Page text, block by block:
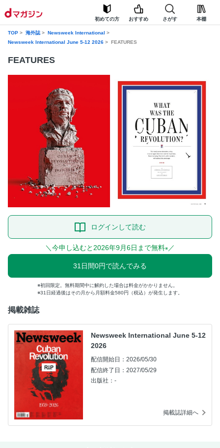
初めての方 おすすめ さがす 本棚
TOP 海外誌
Newsweek International
Newsweek International June 5-12 2026
FEATURES
FEATURES
ログインして読む
＼今申し込むと2026年9月6日まで無料※ ／
31日間0円で読んでみる
初回限定。無料期間中に解約した場合は料金がかかりません。
31日経過後はその月から月額料金580円（税込）が発生します。
掲載雑誌
Newsweek International June 5-12
2026
配信開始日：2026/05/30
配信終了日：2027/05/29
出版社：-
掲載誌詳細へ